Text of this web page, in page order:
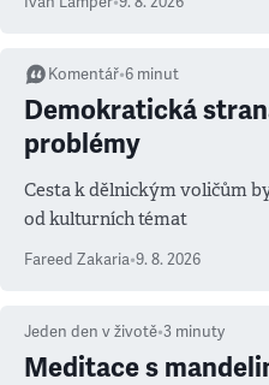
Komentář•6 minut
Demokratická
problémy
Cesta k dělnickým voličům
od kulturních témat
Fareed Zakaria•9. 8. 2026
Jeden den v životě•3 minuty
Meditace s